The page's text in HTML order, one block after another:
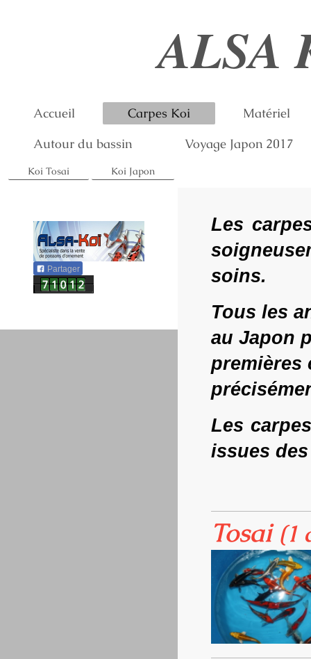
ALSA
Accueil Carpes Koi
Matériel
Autour du bassin
Voyage Japon 2017
Koi Tosai Koi Japon
Les
soins.
Tous les
au Japon
Les
issues
Tosai (1
Partager